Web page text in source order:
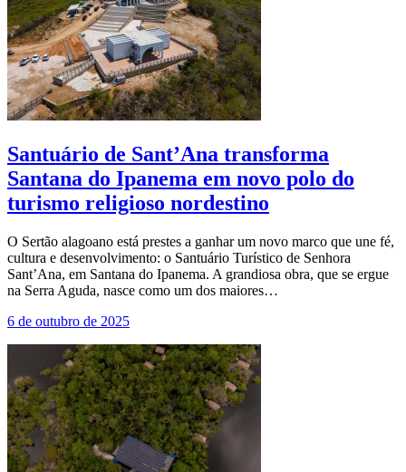
Santuário de Sant’Ana transforma
Santana do Ipanema em novo polo do
turismo religioso nordestino
O Sertão alagoano está prestes a ganhar um novo marco que une fé,
cultura e desenvolvimento: o Santuário Turístico de Senhora
Sant’Ana, em Santana do Ipanema. A grandiosa obra, que se ergue
na Serra Aguda, nasce como um dos maiores…
6 de outubro de 2025